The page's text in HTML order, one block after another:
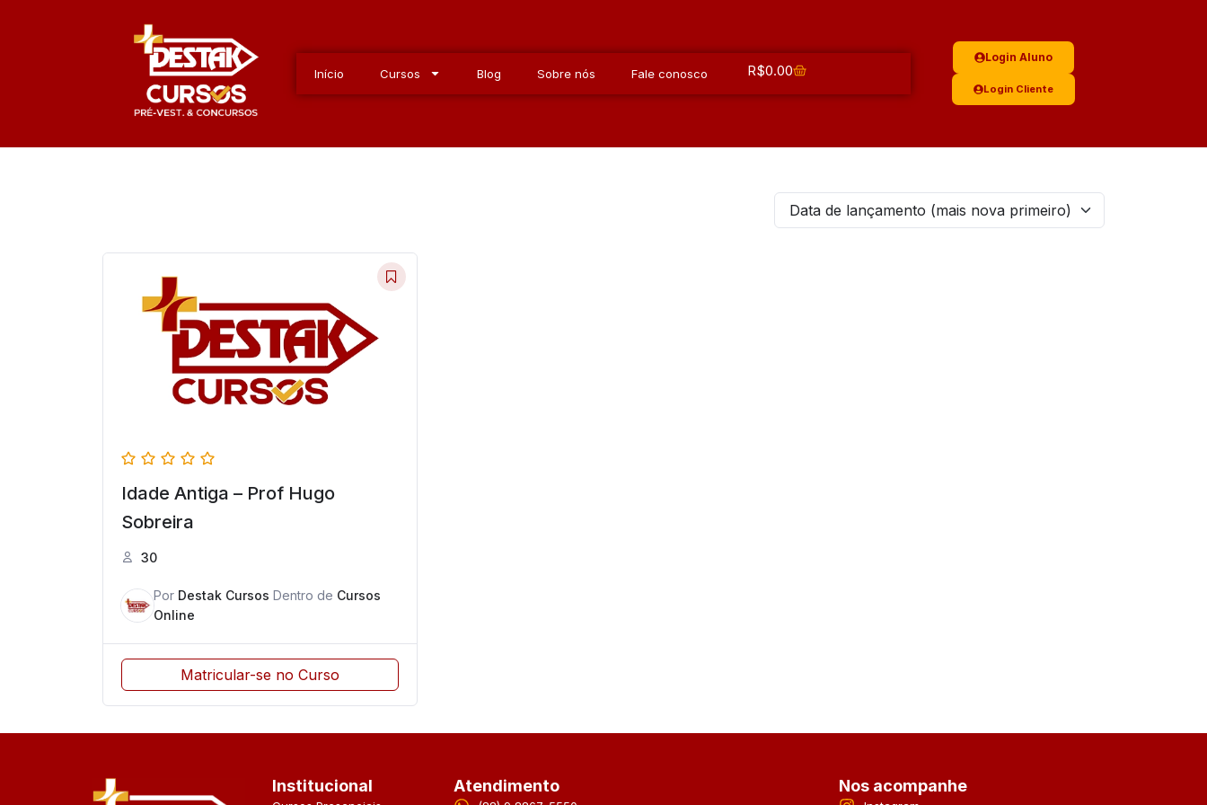
Início Cursos Blog Sobre nós Fale conosco R$0.00
Login Aluno
Login Cliente
Data de lançamento (mais nova primeiro)
Idade Antiga – Prof Hugo
Sobreira
30
Por Destak Cursos Dentro de Cursos
Online
Matricular-se no Curso
Institucional Atendimento Nos acompanhe